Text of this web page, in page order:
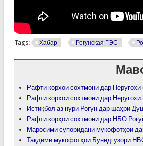
Tags: Хабар Рогунская ГЭС
Рафти корхои сохтмони дар Неругохи
Рафти корхои сохтмони дар Неругохи
Истиқбол аз нури Роғун дар шаҳри
Рафти корҳои сохтмонӣ дар НБО
Маросими супоридани мукофотҳои
Тақдими мукофотҳои Бунёдгузори